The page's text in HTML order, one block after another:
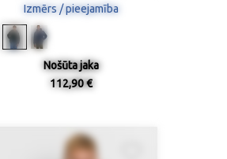
Izmērs / pieejamība
Nošūta jaka
112,90 €